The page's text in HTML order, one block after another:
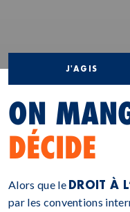
J'AGIS
ON
DÉCIDE
Alors que le DROIT À
par les conventions